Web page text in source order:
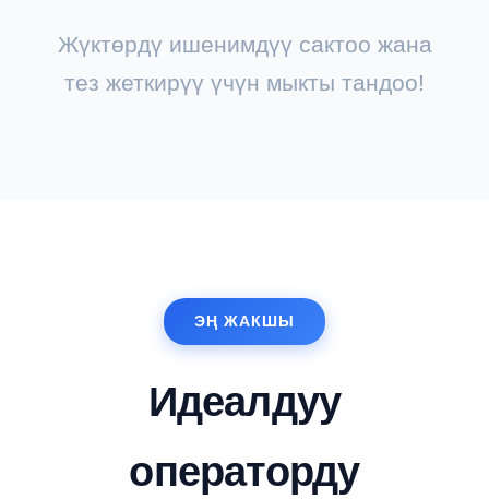
Жүктөрдү ишенимдүү сактоо жана
тез жеткирүү үчүн мыкты тандоо!
ЭҢ ЖАКШЫ
Идеалдуу
операторду